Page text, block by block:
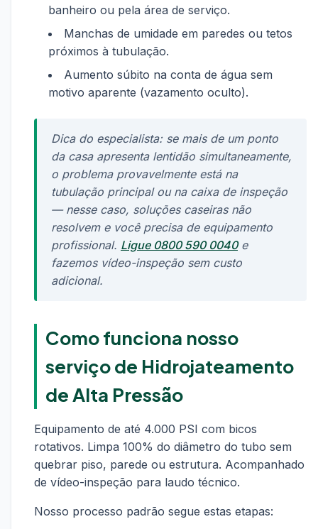
banheiro ou pela área de serviço.
Manchas de umidade em paredes ou tetos
próximos à tubulação.
Aumento súbito na conta de água sem
motivo aparente (vazamento oculto).
Dica do especialista: se mais de um ponto
da casa apresenta lentidão simultaneamente,
o problema provavelmente está na
tubulação principal ou na caixa de inspeção
— nesse caso, soluções caseiras não
resolvem e você precisa de equipamento
profissional. Ligue 0800 590 0040e
fazemos vídeo-inspeção sem custo
adicional.
Como funciona nosso
serviço de Hidrojateamento
de Alta Pressão
Equipamento de até 4.000 PSI com bicos
rotativos. Limpa 100% do diâmetro do tubo sem
quebrar piso, parede ou estrutura. Acompanhado
de vídeo-inspeção para laudo técnico.
Nosso processo padrão segue estas etapas: